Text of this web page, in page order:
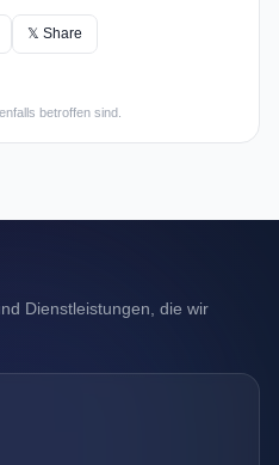
𝕏 Share
betroffen sind.
Dienstleistungen, die wir